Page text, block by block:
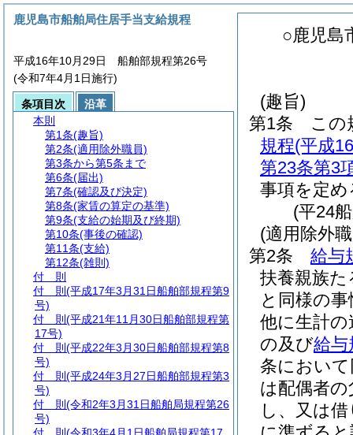
○鹿児島
(趣旨)
第1条
この
規程(平成
第23条第3
事項を定
(平24
(適用除外
第2条
給与
扶養親族た
と同様の
他に生計
の及び給与
条におい
は配偶者
し、又は
鹿児島市船舶局住居手当支給規程
平成16年10月29日 船舶部規程第26号
(令和7年4月1日施行)
条項目次
沿革
本則
第1条(趣旨)
第2条(適用除外職員)
第3条から第5条まで
第6条(届出)
第7条(確認及び決定)
第8条(家賃の算定の基準)
第9条(支給の始期及び終期)
第10条(事後の確認)
第11条(支給)
第12条(雑則)
付 則
付 則 (平成17年3月31日船舶部規程第9
号)
付 則 (平成21年11月30日船舶部規程第
17号)
付 則 (平成22年3月30日船舶部規程第8
号)
付 則 (平成24年3月27日船舶部規程第3
号)
付 則 (令和2年3月31日船舶局規程第26
号)